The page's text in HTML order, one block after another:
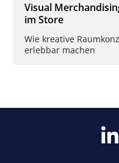
Visual
im Store
Wie kreative
erlebbar machen